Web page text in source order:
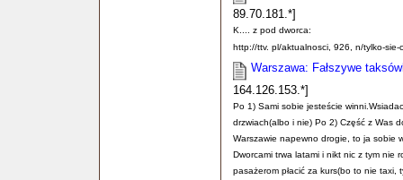
89.70.181.*]
K.... z pod dworca:
http://ttv. pl/aktualnosci, 926, n/tylko-
Warszawa: Fałszywe
164.126.153.*]
Po 1) Sami sobie jesteście
drzwiach(albo i nie) Po 2) Część z Was
Warszawie napewno drogie, to ja sobie
Dworcami trwa latami i nikt nic z tym nie
pasażerom płacić za kurs(bo to nie taxi,